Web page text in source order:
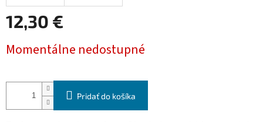
12,30 €
cena:
Momentálne nedostupné
Pridať do košíka